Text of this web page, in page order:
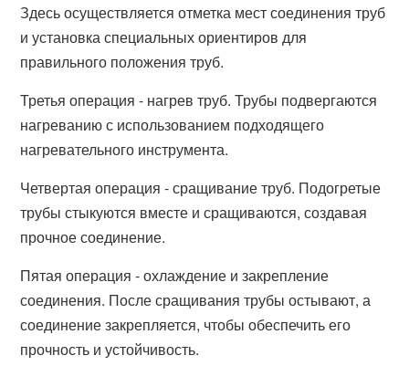
Здесь осуществляется отметка мест соединения труб
и установка специальных ориентиров для
правильного положения труб.
Третья операция - нагрев труб. Трубы подвергаются
нагреванию с использованием подходящего
нагревательного инструмента.
Четвертая операция - сращивание труб. Подогретые
трубы стыкуются вместе и сращиваются, создавая
прочное соединение.
Пятая операция - охлаждение и закрепление
соединения. После сращивания трубы остывают, а
соединение закрепляется, чтобы обеспечить его
прочность и устойчивость.